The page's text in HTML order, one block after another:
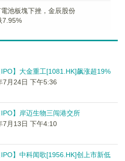
電池板塊下挫，金辰股份
7.95%
IPO】大金重工[1081.HK]飙涨超19%
7月24日 下午5:36
IPO】岸迈生物三闯港交所
7月13日 下午4:10
IPO】中科闻歌[1956.HK]创上市新低